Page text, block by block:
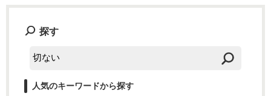
探す
人気のキーワードから探す